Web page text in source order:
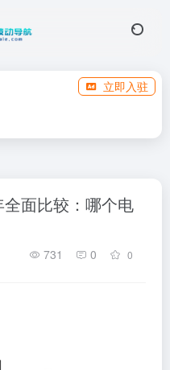
立即入驻
面比较：哪个电
731 0 0